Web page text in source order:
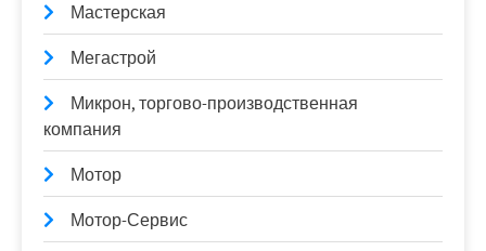
Мастерская
Мегастрой
Микрон, торгово-производственная
компания
Мотор
Мотор-Сервис